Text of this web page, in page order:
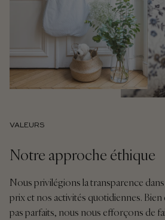
VALEURS
Notre approche éthique
Nous privilégions la transparence
prix et nos activités quotidiennes.
pas parfaits, nous nous efforçons de